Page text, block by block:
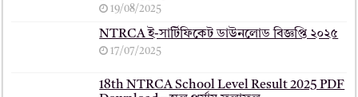
19/08/2025
NTRCA ই-সার্টিফিকেট ডাউনলোড বিজ্ঞপ্তি ২০২৫
17/07/2025
18th NTRCA School Level Result 2025 PDF